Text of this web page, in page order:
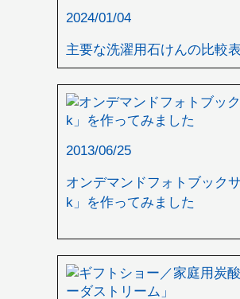
2024/01/04
主要な洗濯用石けんの比較表
2013/06/25
オンデマンドフォトブック
k」を作ってみました